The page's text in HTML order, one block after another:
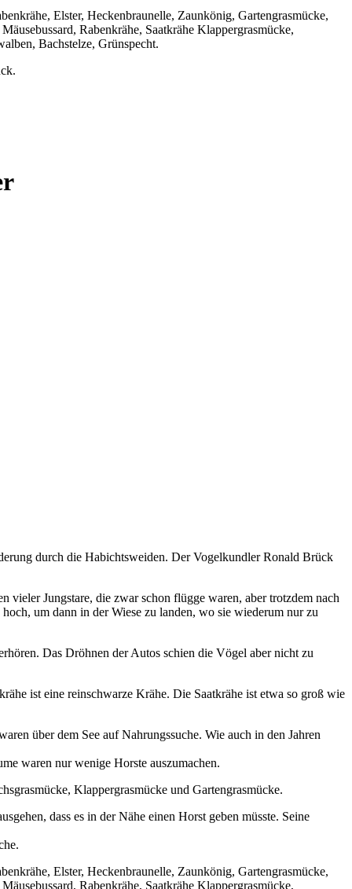
Elster, Heckenbraunelle, Zaunkönig, Gartengrasmücke,
Rabenkrähe, Saatkrähe Klappergrasmücke,
Bachstelze, Grünspecht.
durch die Habichtsweiden. Der Vogelkundler Ronald Brück
Jungstare, die zwar schon flügge waren, aber trotzdem nach
um dann in der Wiese zu landen, wo sie wiederum nur zu
Das Dröhnen der Autos schien die Vögel aber nicht zu
ist eine reinschwarze Krähe. Die Saatkrähe ist etwa so groß wie
über dem See auf Nahrungssuche. Wie auch in den Jahren
waren nur wenige Horste auszumachen.
Klappergrasmücke und Gartengrasmücke.
dass es in der Nähe einen Horst geben müsste. Seine
Elster, Heckenbraunelle, Zaunkönig, Gartengrasmücke,
Rabenkrähe, Saatkrähe Klappergrasmücke,